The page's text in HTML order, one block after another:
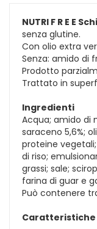
NUTRI F R E E
senza glutine.
Con olio extra
Senza: amido di
Prodotto
Trattato in
Ingredienti
Acqua; amido di
saraceno 5,6%;
proteine
di riso;
grassi; sale;
farina di guar e
Può contenere